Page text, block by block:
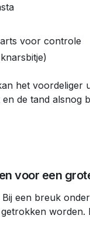
voor controle
het voordeliger
de tand alsnog
voor een
een breuk
worden.